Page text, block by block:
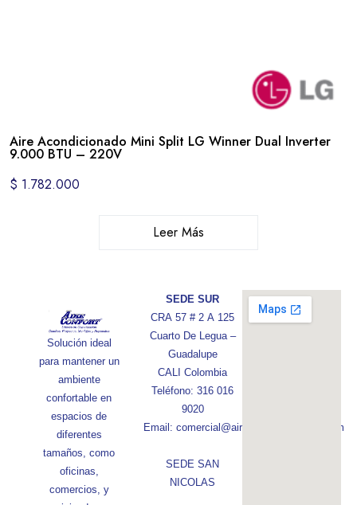
Aire Acondicionado Mini Split LG Winner Dual Inverter
9.000 BTU – 220V
$ 1.782.000
Leer Más
Solución ideal
para mantener un
ambiente
confortable en
espacios de
diferentes
tamaños, como
oficinas,
comercios, y
SEDE SUR
CRA 57 # 2 A 125
Cuarto De Legua –
Guadalupe
CALI Colombia
Teléfono: 316 016
9020
Email: comercial@aireconfortcolombia.com
SEDE SAN
NICOLAS